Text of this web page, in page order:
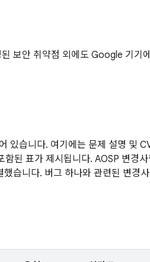
보안 취약점 외에도 Google 기기
있습니다. 여기에는 문제 설명 및
된 표가 제시됩니다. AOSP 변경
습니다. 버그 하나와 관련된 변경